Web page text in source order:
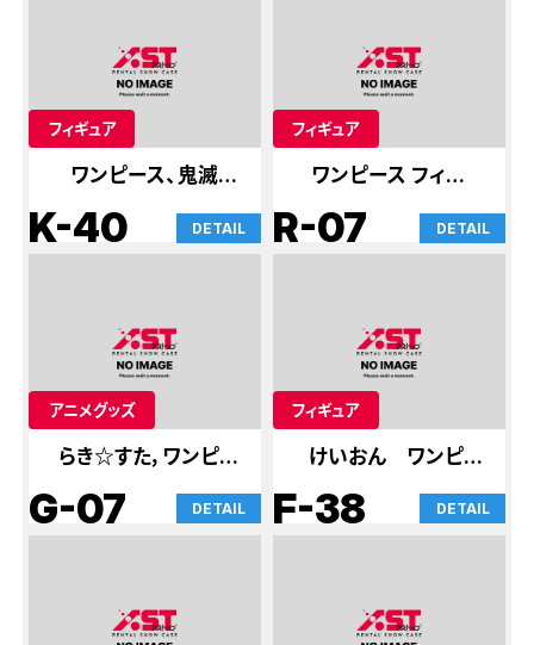
フィギュア
ワンピース、鬼滅の
刃
K-40 DETAIL
フィギュア
ワンピース フィギュ
ア
R-07 DETAIL
アニメグッズ
らき☆すた，ワンピー
ス
G-07 DETAIL
フィギュア
けいおん ワンピー
ス
F-38 DETAIL